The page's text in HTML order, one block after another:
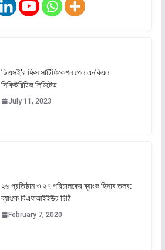
ডিএসই’র ফিক্স সার্টিফিকেশন পেল এনবিএল
সিকিউরিটিজ লিমিটেড
July 11, 2023
২৬ প্রতিষ্ঠান ও ২৭ পরিচালকের ব্যাংক হিসাব তলব:
ব্যাংকে বিএফআইইউর চিঠি
February 7, 2020